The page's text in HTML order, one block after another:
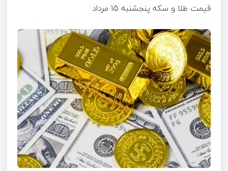
قیمت طلا و سکه پنجشنبه 15 مرداد